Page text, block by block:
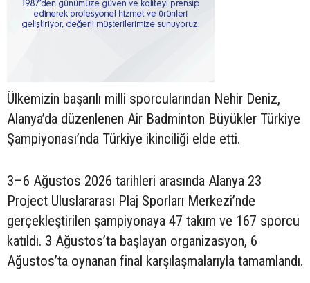
Ülkemizin başarılı milli sporcularından Nehir Deniz,
Alanya’da düzenlenen Air Badminton Büyükler Türkiye
Şampiyonası’nda Türkiye ikinciliği elde etti.
3–6 Ağustos 2026 tarihleri arasında Alanya 23
Project Uluslararası Plaj Sporları Merkezi’nde
gerçekleştirilen şampiyonaya 47 takım ve 167 sporcu
katıldı. 3 Ağustos’ta başlayan organizasyon, 6
Ağustos’ta oynanan final karşılaşmalarıyla tamamlandı.